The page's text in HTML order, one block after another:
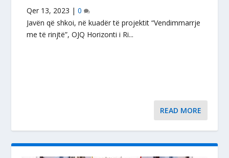
Qer 13, 2023 |0
Javën që shkoi, në kuadër të projektit “Vendimmarrje
me të rinjtë”, OJQ Horizonti i Ri...
READ MORE